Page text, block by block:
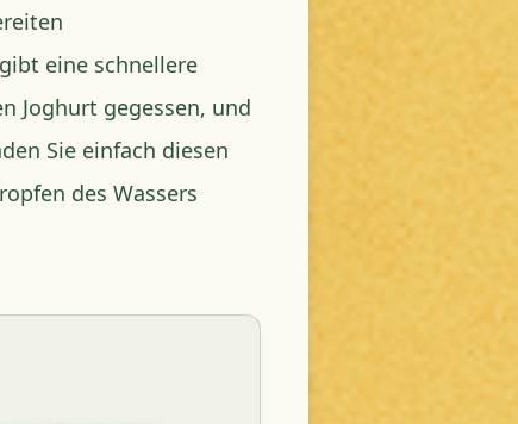
eine schnellere
Joghurt gegessen, und
Sie einfach diesen
des Wassers